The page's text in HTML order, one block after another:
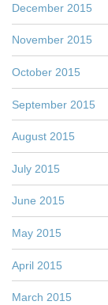
December 2015
November 2015
October 2015
September 2015
August 2015
July 2015
June 2015
May 2015
April 2015
March 2015